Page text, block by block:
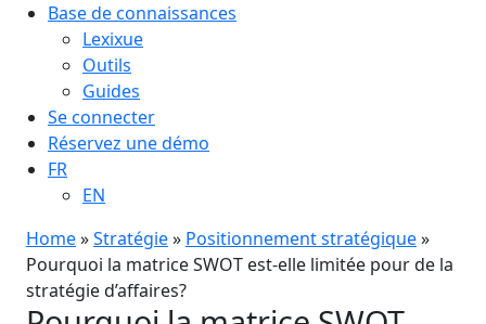
Base de connaissances
Lexixue
Outils
Guides
Se connecter
Réservez une démo
FR
EN
Home»Stratégie» Positionnement stratégique»
Pourquoi la matrice SWOT est-elle limitée pour de la
stratégie d’affaires?